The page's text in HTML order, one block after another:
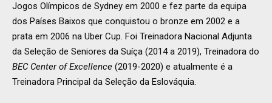
Jogos Olímpicos de Sydney em 2000 e fez parte da equipa
dos Países Baixos que conquistou o bronze em 2002 e a
prata em 2006 na Uber Cup. Foi Treinadora Nacional Adjunta
da Seleção de Seniores da Suíça (2014 a 2019), Treinadora do
BEC Center of Excellence (2019-2020) e atualmente é a
Treinadora Principal da Seleção da Eslováquia.